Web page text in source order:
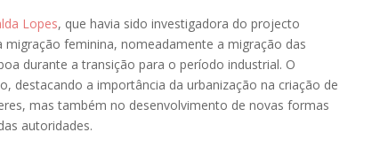
Lopes, que havia sido investigadora do projecto
feminina, nomeadamente a migração das
durante a transição para o período industrial. O
destacando a importância da urbanização na criação de
mas também no desenvolvimento de novas formas
autoridades.